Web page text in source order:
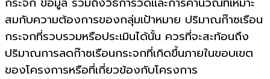
สมกับความต้องการของกลุ่มเป้าหมาย ปริมาณก๊าซเรือน
กระจกที่รวบรวมหรือประเมินได้นั้น ควรที่จะสะท้อนถึง
ปริมาณการลดก๊าซเรือนกระจกที่เกิดขึ้นภายในขอบเขต
ของโครงการหรือที่เกี่ยวข้องกับโครงการ